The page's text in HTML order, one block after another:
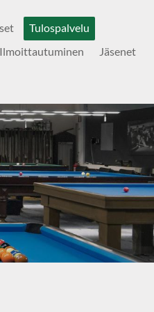
Tulospalvelu
Jäsenet